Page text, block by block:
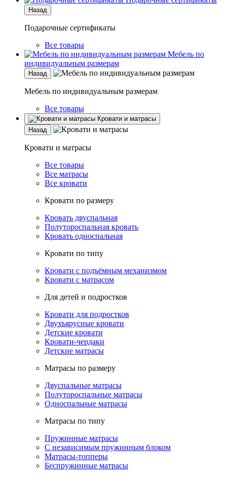
Назад
Подарочные сертификаты
Все товары
Мебель по
индивидуальным размерам
Назад
Мебель по индивидуальным размерам
Все товары
Кровати и матрасы
Назад
Кровати и матрасы
Все товары
Все матрасы
Все кровати
Кровати по размеру
Кровать двуспальная
Полутороспальная кровать
Кровать односпальная
Кровати по типу
Кровати с подъёмным механизмом
Кровати с матрасом
Для детей и подростков
Кровати для подростков
Двухъярусные кровати
Детские кровати
Кровати-чердаки
Детские матрасы
Матрасы по размеру
Двуспальные матрасы
Полутороспальные матрасы
Односпальные матрасы
Матрасы по типу
Пружинные матрасы
С независимым пружинным блоком
Матрасы-топперы
Беспружинные матрасы